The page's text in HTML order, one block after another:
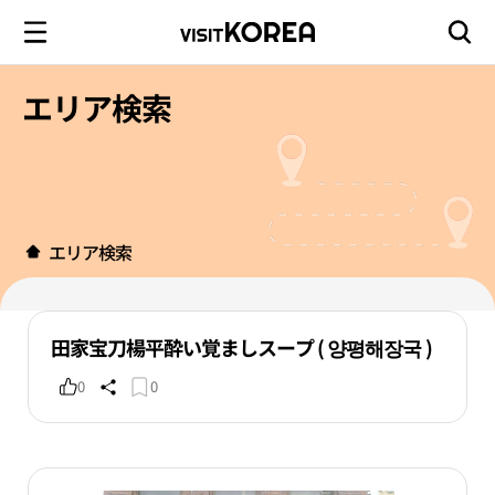
エリア検索
エリア検索
田家宝刀楊平酔い覚ましスープ ( 양평해장국 )
0 0